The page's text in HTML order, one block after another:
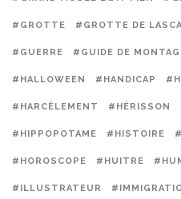
#GROTTE #GROTTE DE
#GUERRE #GUIDE DE
#HALLOWEEN #HANDICAP
#HARCÈLEMENT #HÉRISSON
#HIPPOPOTAME #HISTOIRE
#HOROSCOPE #HUITRE
#ILLUSTRATEUR